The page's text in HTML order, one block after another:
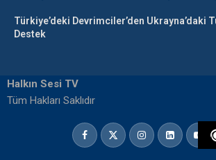
Türkiye’deki Devrimciler’den Ukrayna’daki
Destek
Halkın Sesi TV
Tüm Hakları Saklıdır